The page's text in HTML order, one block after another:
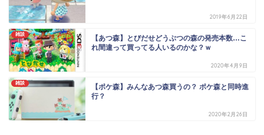
2019年6月22日
雑談
【あつ森】とびだせどうぶつの森の発売本数…こ
れ間違って買ってる人いるのかな？ｗ
2020年4月9日
雑談
【ポケ森】みんなあつ森買うの？ ポケ森と同時進
行？
2020年2月26日